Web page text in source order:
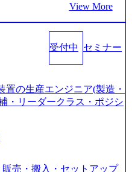
アントの企業価値の最大
組織改革、人材育成、業
ティングサービスを一気
ゆる総合コンサルティング
アにSpir（槍）を指して
金融が強い企業として認知
合は全体の3割。現在はTo
業、通信、エンタメ、教
やスキルを活用したいな
たい方でも、キャリア形
View More
受付中 セミナー
置の生産エンジニア(製造・
・リーダークラス・ポジシ
売・搬入・セットアップ